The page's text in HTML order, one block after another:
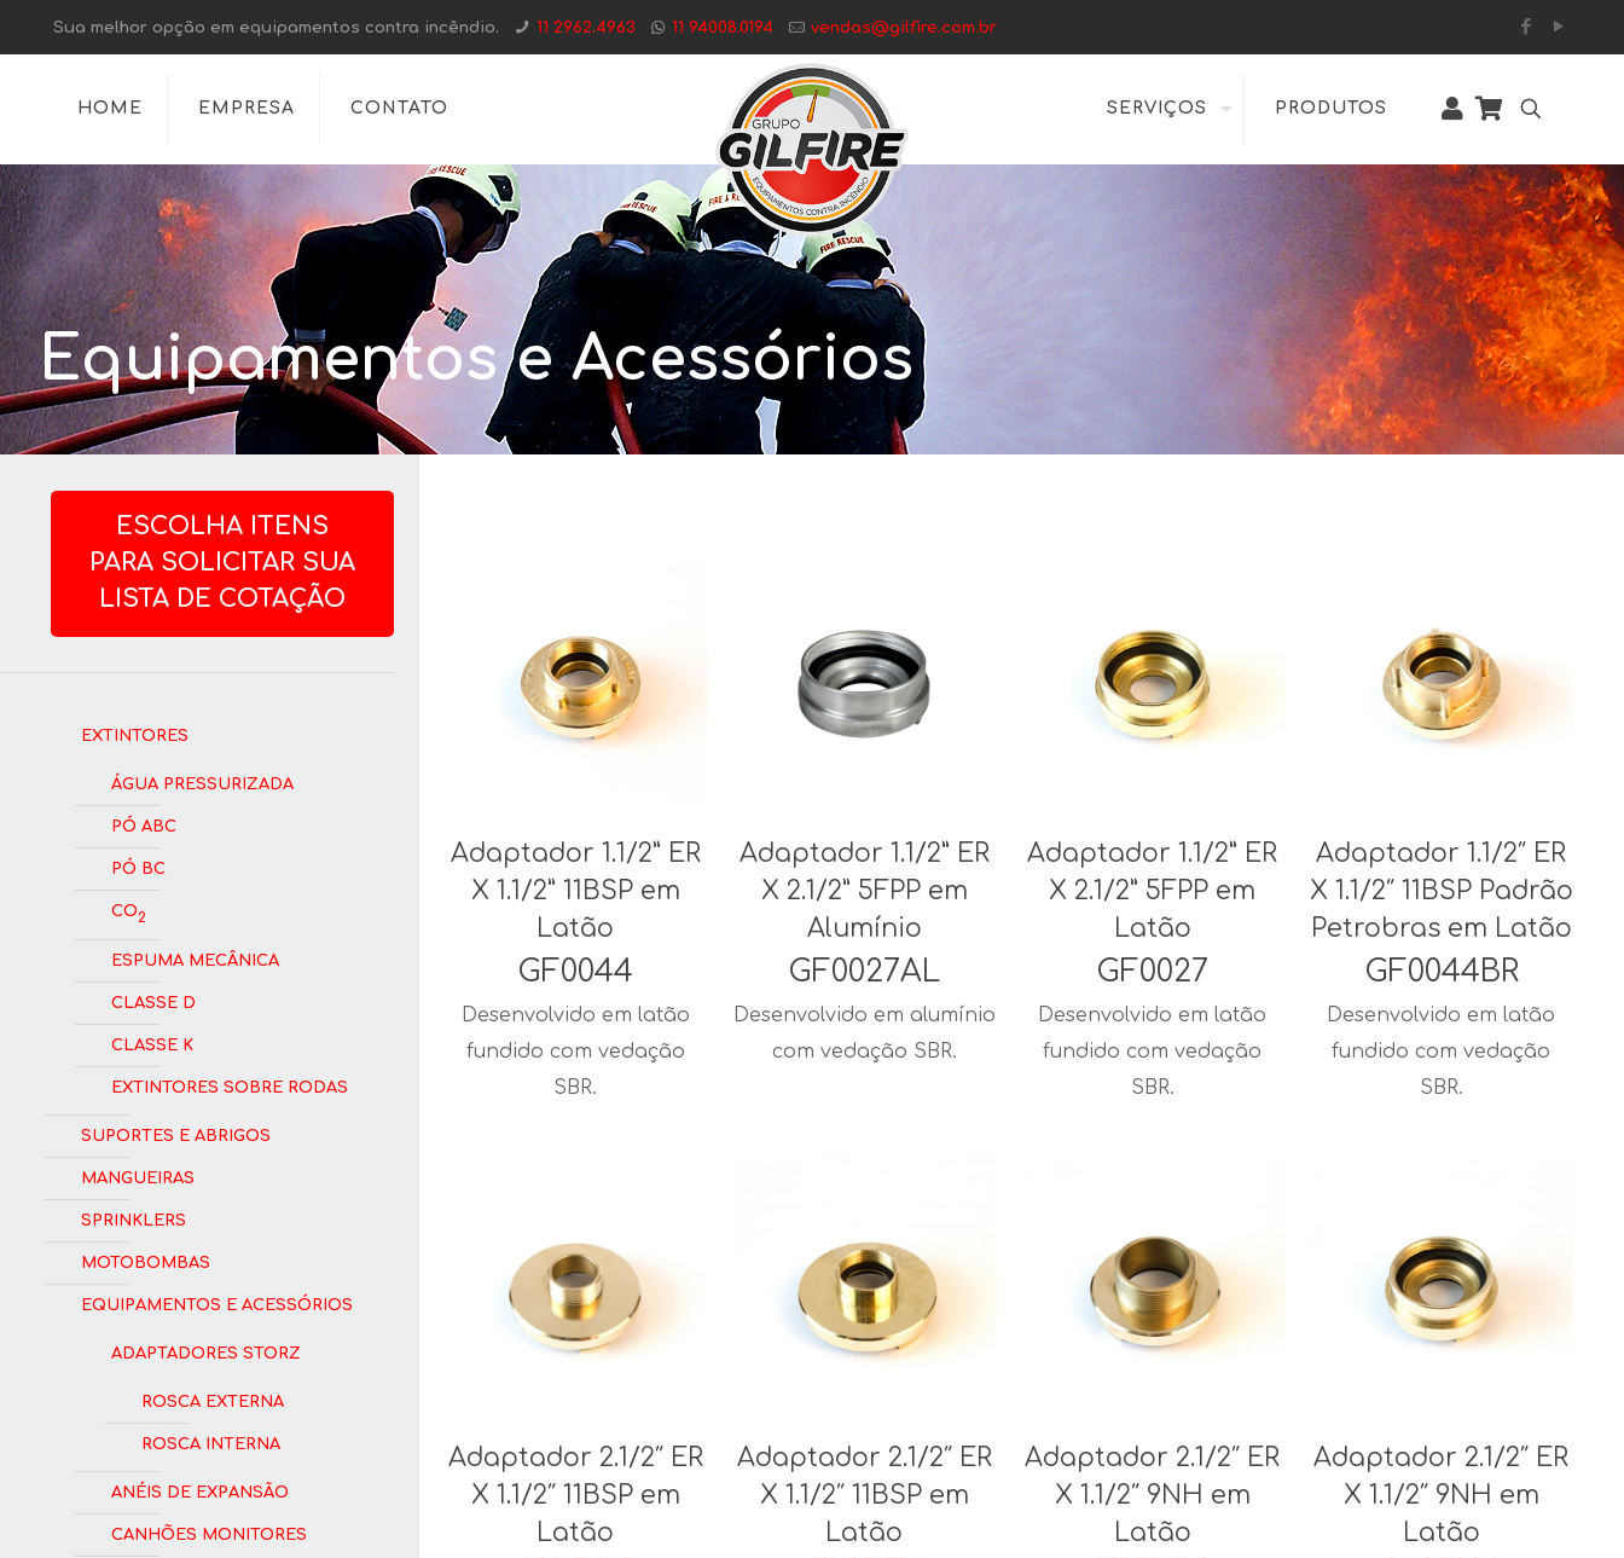
Sua melhor opção em equipamentos contra incêndio. 11 2962.4963 11 94008.0194 vendas@gilfire.com.br
HOME EMPRESA CONTATO SERVIÇOS PRODUTOS
Equipamentos e Acessórios
Adaptador 1.1/2” ER
X 1.1/2” 11BSP em
Latão
GF0044
Desenvolvido em latão
fundido com vedação
SBR.
Adaptador 1.1/2” ER
X 2.1/2” 5FPP em
Alumínio
GF0027AL
Desenvolvido em alumínio
com vedação SBR.
Adaptador 1.1/2” ER
X 2.1/2” 5FPP em
Latão
GF0027
Desenvolvido em latão
fundido com vedação
SBR.
Adaptador 1.1/2″ ER
X 1.1/2″ 11BSP Padrão
Petrobras em Latão
GF0044BR
Desenvolvido em latão
fundido com vedação
SBR.
Adaptador 2.1/2″ ER
X 1.1/2″ 11BSP em
Latão
Adaptador 2.1/2″ ER
X 1.1/2″ 11BSP em
Latão
Adaptador 2.1/2″ ER
X 1.1/2″ 9NH em
Latão
Adaptador 2.1/2″ ER
X 1.1/2″ 9NH em
Latão
ESCOLHA ITENS
PARA SOLICITAR SUA
LISTA DE COTAÇÃO
Extintores
Água Pressurizada
Pó ABC
Pó BC
CO2
Espuma Mecânica
Classe D
Classe K
Extintores Sobre Rodas
Suportes e Abrigos
Mangueiras
Sprinklers
Motobombas
Equipamentos e Acessórios
Adaptadores Storz
Rosca Externa
Rosca Interna
Anéis de Expansão
Canhões Monitores